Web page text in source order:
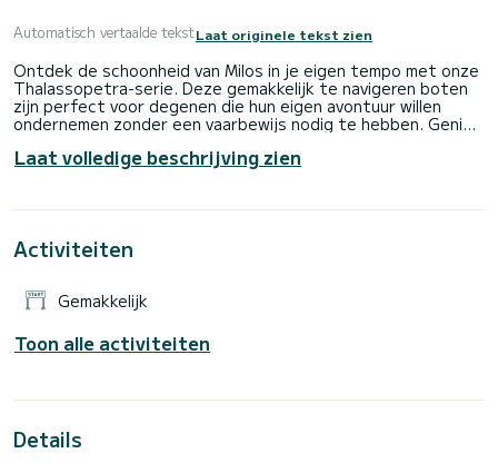
Automatisch vertaalde tekstLaat originele tekst zien
Ontdek de schoonheid van Milos in je eigen tempo met onze
Thalassopetra-serie. Deze gemakkelijk te navigeren boten
zijn perfect voor degenen die hun eigen avontuur willen
ondernemen zonder een vaarbewijs nodig te hebben. Geniet
licentie nodig!!! Als je een schipper nodig hebt, neem dan
contact met ons op en een ervaren schipper zal je naar de
inclusief brandstof, je betaalt deze aan het einde van je
Laat volledige beschrijving zien
Activiteiten
Gemakkelijk
Toon alle activiteiten
Details